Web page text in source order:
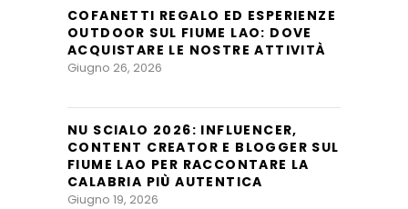
COFANETTI REGALO ED ESPERIENZE
OUTDOOR SUL FIUME LAO: DOVE
ACQUISTARE LE NOSTRE ATTIVITÀ
Giugno 26, 2026
NU SCIALO 2026: INFLUENCER,
CONTENT CREATOR E BLOGGER SUL
FIUME LAO PER RACCONTARE LA
CALABRIA PIÙ AUTENTICA
Giugno 19, 2026